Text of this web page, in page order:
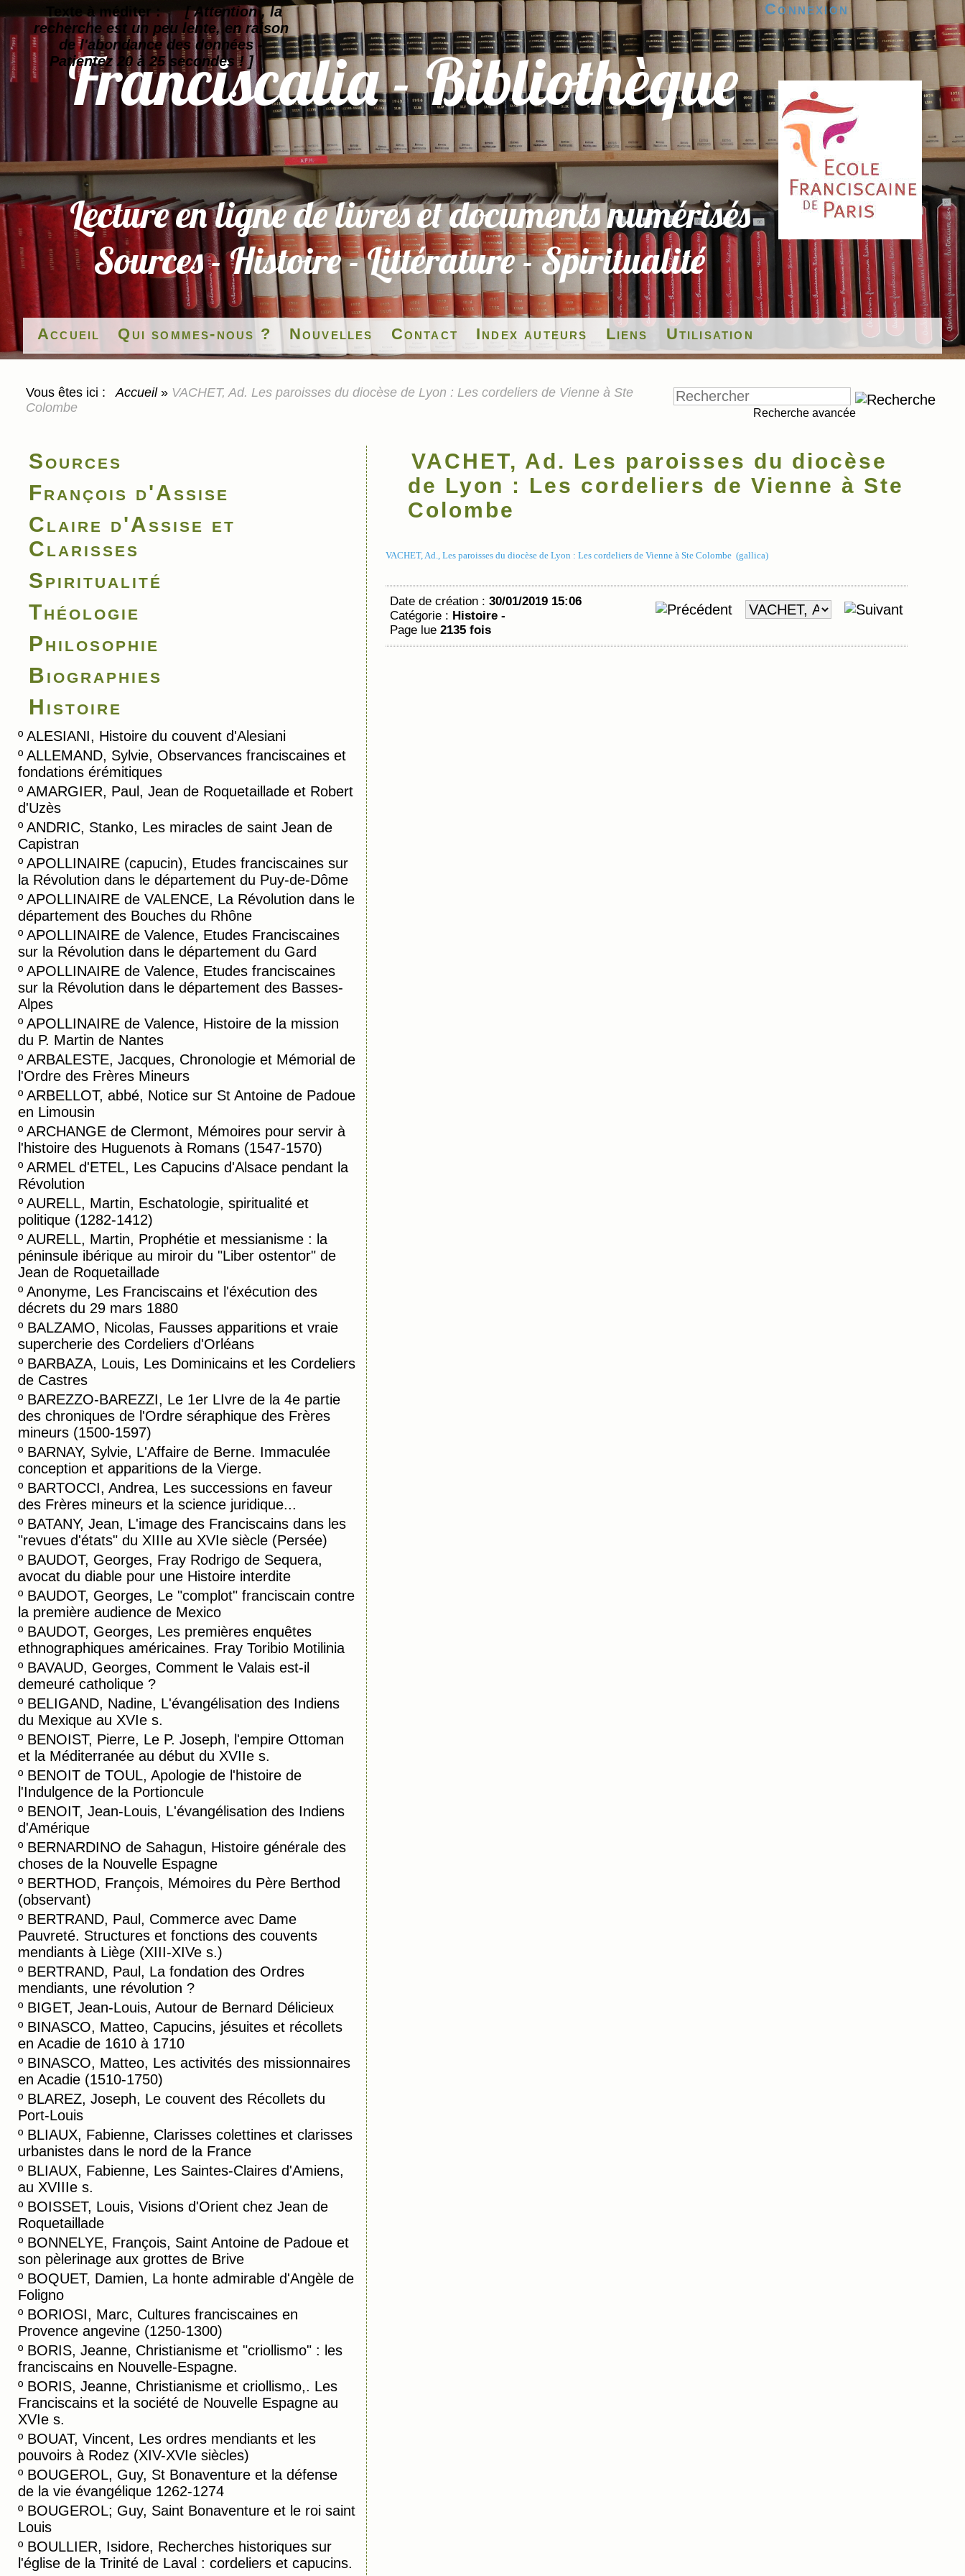
Texte à méditer :
[ Attention , la
recherche est un peu lente, en raison
de l'abondance des données -
Patientez 20 à 25 secondes ! ]
Accueil
Connexion
Qui sommes-nous ? Nouvelles Contact Index auteurs Liens Utilisation
Vous êtes ici : Accueil » VACHET, Ad. Les paroisses du diocèse de Lyon : Les cordeliers de Vienne à Ste
Colombe
Recherche avancée
Sources
François d'Assise
Claire d'Assise et
Clarisses
Spiritualité
Théologie
Philosophie
Biographies
Histoire
º ALESIANI, Histoire du couvent d'Alesiani
º ALLEMAND, Sylvie, Observances franciscaines et
fondations érémitiques
º AMARGIER, Paul, Jean de Roquetaillade et Robert
d'Uzès
º ANDRIC, Stanko, Les miracles de saint Jean de
Capistran
º APOLLINAIRE (capucin), Etudes franciscaines sur
la Révolution dans le département du Puy-de-Dôme
º APOLLINAIRE de VALENCE, La Révolution dans le
département des Bouches du Rhône
º APOLLINAIRE de Valence, Etudes Franciscaines
sur la Révolution dans le département du Gard
º APOLLINAIRE de Valence, Etudes franciscaines
sur la Révolution dans le département des Basses-
Alpes
º APOLLINAIRE de Valence, Histoire de la mission
du P. Martin de Nantes
º ARBALESTE, Jacques, Chronologie et Mémorial de
l'Ordre des Frères Mineurs
º ARBELLOT, abbé, Notice sur St Antoine de Padoue
en Limousin
º ARCHANGE de Clermont, Mémoires pour servir à
l'histoire des Huguenots à Romans (1547-1570)
º ARMEL d'ETEL, Les Capucins d'Alsace pendant la
Révolution
º AURELL, Martin, Eschatologie, spiritualité et
politique (1282-1412)
º AURELL, Martin, Prophétie et messianisme : la
péninsule ibérique au miroir du "Liber ostentor" de
Jean de Roquetaillade
º Anonyme, Les Franciscains et l'éxécution des
décrets du 29 mars 1880
º BALZAMO, Nicolas, Fausses apparitions et vraie
supercherie des Cordeliers d'Orléans
º BARBAZA, Louis, Les Dominicains et les Cordeliers
de Castres
º BAREZZO-BAREZZI, Le 1er LIvre de la 4e partie
des chroniques de l'Ordre séraphique des Frères
mineurs (1500-1597)
º BARNAY, Sylvie, L'Affaire de Berne. Immaculée
conception et apparitions de la Vierge.
º BARTOCCI, Andrea, Les successions en faveur
des Frères mineurs et la science juridique...
º BATANY, Jean, L'image des Franciscains dans les
"revues d'états" du XIIIe au XVIe siècle (Persée)
º BAUDOT, Georges, Fray Rodrigo de Sequera,
avocat du diable pour une Histoire interdite
º BAUDOT, Georges, Le "complot" franciscain contre
la première audience de Mexico
º BAUDOT, Georges, Les premières enquêtes
ethnographiques américaines. Fray Toribio Motilinia
º BAVAUD, Georges, Comment le Valais est-il
demeuré catholique ?
º BELIGAND, Nadine, L'évangélisation des Indiens
du Mexique au XVIe s.
º BENOIST, Pierre, Le P. Joseph, l'empire Ottoman
et la Méditerranée au début du XVIIe s.
º BENOIT de TOUL, Apologie de l'histoire de
l'Indulgence de la Portioncule
º BENOIT, Jean-Louis, L'évangélisation des Indiens
d'Amérique
º BERNARDINO de Sahagun, Histoire générale des
choses de la Nouvelle Espagne
º BERTHOD, François, Mémoires du Père Berthod
(observant)
º BERTRAND, Paul, Commerce avec Dame
Pauvreté. Structures et fonctions des couvents
mendiants à Liège (XIII-XIVe s.)
º BERTRAND, Paul, La fondation des Ordres
mendiants, une révolution ?
º BIGET, Jean-Louis, Autour de Bernard Délicieux
º BINASCO, Matteo, Capucins, jésuites et récollets
en Acadie de 1610 à 1710
º BINASCO, Matteo, Les activités des missionnaires
en Acadie (1510-1750)
º BLAREZ, Joseph, Le couvent des Récollets du
Port-Louis
º BLIAUX, Fabienne, Clarisses colettines et clarisses
urbanistes dans le nord de la France
º BLIAUX, Fabienne, Les Saintes-Claires d'Amiens,
au XVIIIe s.
º BOISSET, Louis, Visions d'Orient chez Jean de
Roquetaillade
º BONNELYE, François, Saint Antoine de Padoue et
son pèlerinage aux grottes de Brive
º BOQUET, Damien, La honte admirable d'Angèle de
Foligno
º BORIOSI, Marc, Cultures franciscaines en
Provence angevine (1250-1300)
º BORIS, Jeanne, Christianisme et "criollismo" : les
franciscains en Nouvelle-Espagne.
º BORIS, Jeanne, Christianisme et criollismo,. Les
Franciscains et la société de Nouvelle Espagne au
XVIe s.
º BOUAT, Vincent, Les ordres mendiants et les
pouvoirs à Rodez (XIV-XVIe siècles)
º BOUGEROL, Guy, St Bonaventure et la défense
de la vie évangélique 1262-1274
º BOUGEROL; Guy, Saint Bonaventure et le roi saint
Louis
º BOULLIER, Isidore, Recherches historiques sur
l'église de la Trinité de Laval : cordeliers et capucins.
VACHET, Ad. Les paroisses du diocèse
de Lyon : Les cordeliers de Vienne à Ste
Colombe
VACHET, Ad., Les paroisses du diocèse de Lyon : Les cordeliers de Vienne à Ste Colombe (gallica)
Date de création : 30/01/2019 15:06
Catégorie : Histoire -
Page lue 2135 fois